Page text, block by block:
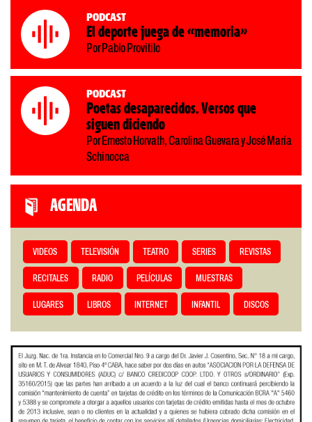
Podcast
El deporte juega de «memoria»
Por Pablo Provitilo
Podcast
Poetas desaparecidos. Versos que
siguen diciendo
Por Ernesto Horvath, Carolina Guevara y José María
Schinocca
AGENDA
VIDEOS TELEVISIÓN TEATRO SERIES REVISTAS
RECITALES RADIO PELÍCULAS MUESTRAS
LUGARES LIBROS INTERNET INFANTIL DISCOS